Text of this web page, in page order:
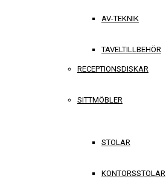
AV-TEKNIK
TAVELTILLBEHÖR
RECEPTIONSDISKAR
SITTMÖBLER
STOLAR
KONTORSSTOLAR